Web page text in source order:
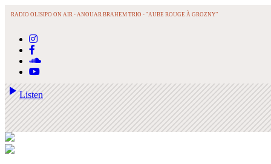
play_arrowListen
RADIO OLISIPO ON AIR - ANOUAR BRAHEM TRIO - "AUBE ROUGE À GROZNY"